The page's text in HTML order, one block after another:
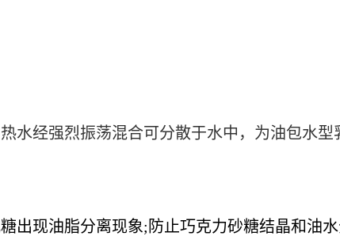
水经强烈振荡混合可分散于水中，为油包水
出现油脂分离现象;防止巧克力砂糖结晶和油水